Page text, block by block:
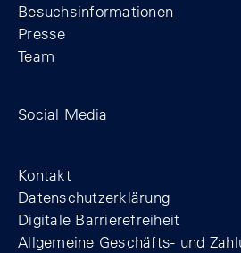
Besuchsinformationen
Presse
Team
Social Media
Kontakt
Datenschutzerklärung
Digitale Barrierefreiheit
Allgemeine Geschäfts- und